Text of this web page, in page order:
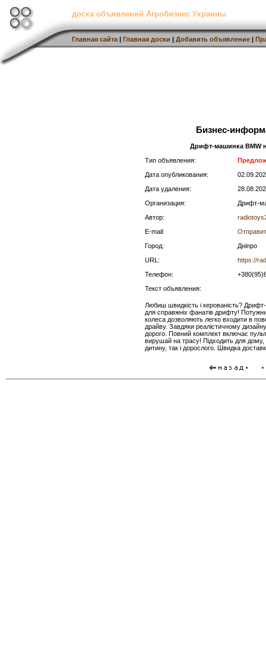
доска объявлений Агробизнес Украины
Главная сайта | Главная доски | Добавить объявление |
Бизнес-
Дрифт-машинка BMW
Тип объявления:
Дата опубликования:
Дата удаления:
Организация:
Дрифт-
Автор:
E-mail:
Город:
Дніпро
URL:
https://
Телефон:
Текст объявления:
Любиш швидкість і керованість?
для справжніх фанатів дрифту!
колеса дозволяють легко входити в
драйву. Завдяки реалістичному
дорого. Повний комплект включає
вирушай на трасу! Підходить для
дитину, так і дорослого. Швидка